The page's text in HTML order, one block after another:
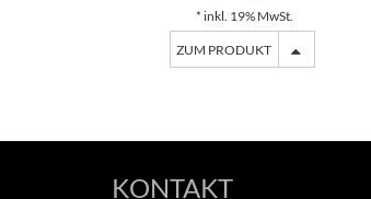
* inkl. 19% MwSt.
ZUM PRODUKT
KONTAKT